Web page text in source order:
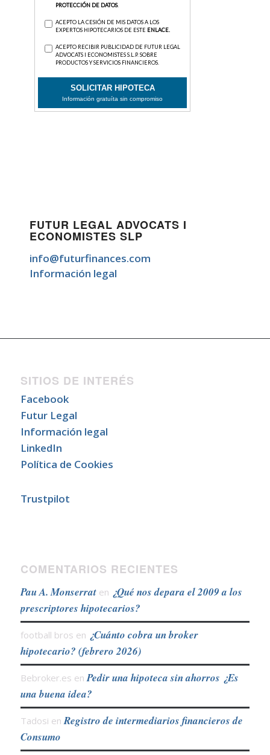
FUTUR LEGAL ADVOCATS I
ECONOMISTES SLP
info@futurfinances.com
Información legal
SITIOS DE INTERÉS
Facebook
Futur Legal
Información legal
LinkedIn
Política de Cookies
Trustpilot
COMENTARIOS RECIENTES
Pau A. Monserraten ¿Qué nos depara el 2009 a los
prescriptores hipotecarios?
football bros en ¿Cuánto cobra un broker
hipotecario? (febrero 2026)
Bebroker.es enPedir una hipoteca sin ahorros ¿Es
una buena idea?
Tadosi enRegistro de intermediarios financieros de
Consumo